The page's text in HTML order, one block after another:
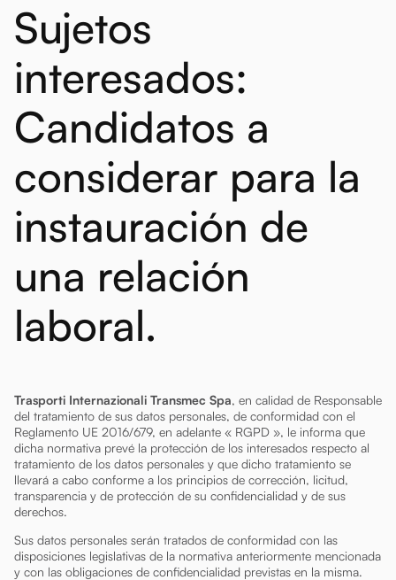
Sujetos
interesados:
Candidatos a
considerar para la
instauración de
una relación
laboral.
Trasporti Internazionali Transmec Spa, en calidad de Responsable
del tratamiento de sus datos personales, de conformidad con el
Reglamento UE 2016/679, en adelante « RGPD », le informa que
dicha normativa prevé la protección de los interesados respecto al
tratamiento de los datos personales y que dicho tratamiento se
llevará a cabo conforme a los principios de corrección, licitud,
transparencia y de protección de su confidencialidad y de sus
derechos.
Sus datos personales serán tratados de conformidad con las
disposiciones legislativas de la normativa anteriormente mencionada
y con las obligaciones de confidencialidad previstas en la misma.